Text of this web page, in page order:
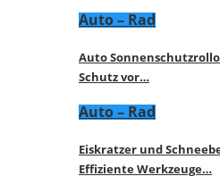
Auto – Rad
Auto
Schutz vor…
Auto – Rad
Eiskratzer und
Effiziente Werkzeuge…